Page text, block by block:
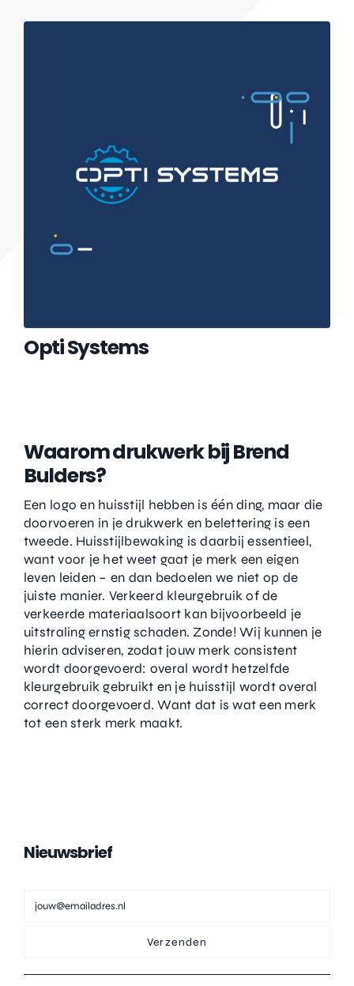
Opti Systems
Waarom drukwerk bij Brend
Bulders?
Een logo en huisstijl hebben is één ding, maar die
doorvoeren in je drukwerk en belettering is een
tweede. Huisstijlbewaking is daarbij essentieel,
want voor je het weet gaat je merk een eigen
leven leiden – en dan bedoelen we niet op de
juiste manier. Verkeerd kleurgebruik of de
verkeerde materiaalsoort kan bijvoorbeeld je
uitstraling ernstig schaden. Zonde! Wij kunnen je
hierin adviseren, zodat jouw merk consistent
wordt doorgevoerd: overal wordt hetzelfde
kleurgebruik gebruikt en je huisstijl wordt overal
correct doorgevoerd. Want dat is wat een merk
tot een sterk merk maakt.
Nieuwsbrief
Verzenden